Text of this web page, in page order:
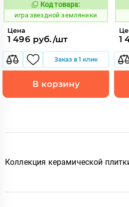
Код:
550531
Код товара:
игра звездной земляники
Цена
1 496 руб./шт
Заказ в 1 клик
В корзину
1
Коллекция керамической